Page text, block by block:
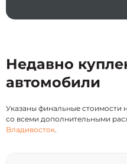
Недавно
автомобили
Указаны финальные стоимости
со всеми дополнительными
Владивосток.